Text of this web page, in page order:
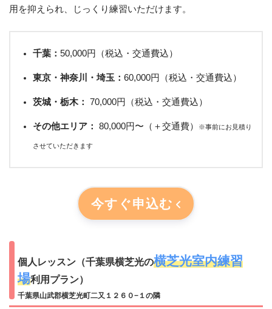
用を抑えられ、じっくり練習いただけます。
千葉：50,000円（税込・交通費込）
東京・神奈川・埼玉：60,000円（税込・交通費込）
茨城・栃木： 70,000円（税込・交通費込）
その他エリア： 80,000円〜（＋交通費） ※事前にお見積り
させていただきます
今すぐ申込む
個人レッスン（千葉県横芝光の横芝光室内練習
場利用プラン）
千葉県山武郡横芝光町二又１２６０−１の隣